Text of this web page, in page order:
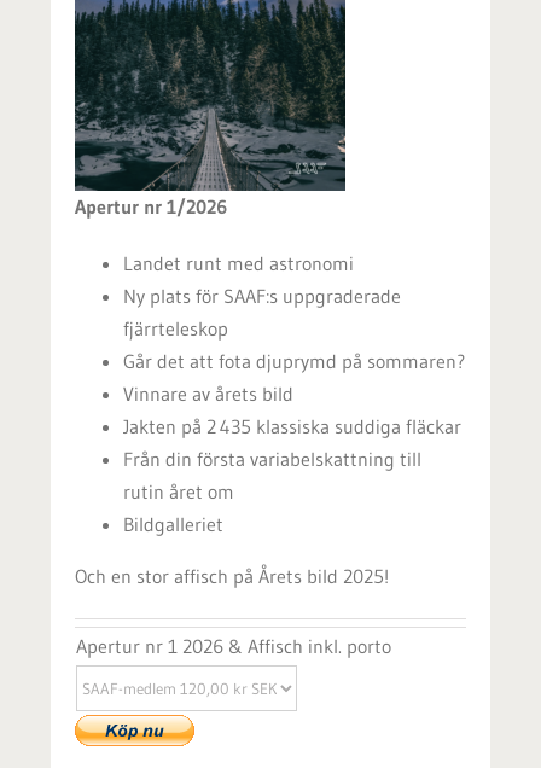
Apertur nr 1/2026
Landet runt med astronomi
Ny plats för SAAF:s uppgraderade
fjärrteleskop
Går det att fota djuprymd på sommaren?
Vinnare av årets bild
Jakten på 2 435 klassiska suddiga fläckar
Från din första variabelskattning till
rutin året om
Bildgalleriet
Och en stor affisch på Årets bild 2025!
Apertur nr 1 2026 & Affisch inkl. porto